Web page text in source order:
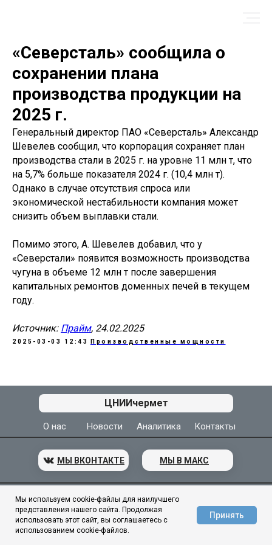
«Северсталь» сообщила о
сохранении плана
производства продукции на
2025 г.
Генеральный директор ПАО «Северсталь» Александр
Шевелев сообщил, что корпорация сохраняет план
производства стали в 2025 г. на уровне 11 млн т, что
на 5,7% больше показателя 2024 г. (10,4 млн т).
Однако в случае отсутствия спроса или
экономической нестабильности компания может
снизить объем выплавки стали.
Помимо этого, А. Шевелев добавил, что у
«Северстали» появится возможность производства
чугуна в объеме 12 млн т после завершения
капитальных ремонтов доменных печей в текущем
году.
Источник: Прайм, 24.02.2025
2025-03-03 12:43 Производственные мощности
МЫ ВКОНТАКТЕ
О нас
МЫ В МАКС
Контакты
Аналитика
© 1944–2026ГНЦ ФГУП «ЦНИИчермет им. И. П. Бардина»
Новости
ЦНИИчермет
Мы используем cookie-файлы для наилучшего
представления нашего сайта. Продолжая
использовать этот сайт, вы соглашаетесь с
использованием cookie-файлов.
Принять